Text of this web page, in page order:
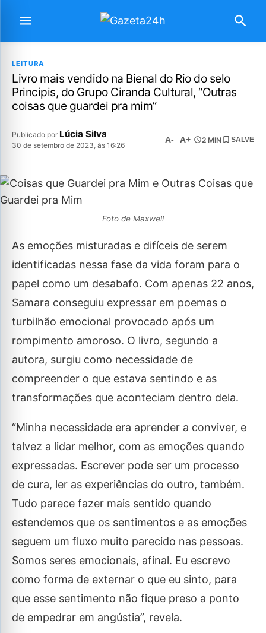
LEITURA
Livro mais vendido na Bienal do Rio do selo
Principis, do Grupo Ciranda Cultural, “Outras
coisas que guardei pra mim”
Publicado por Lúcia Silva
30 de setembro de 2023, às 16:26
A- A+ 2 MIN SALVE
Foto de Maxwell
As emoções misturadas e difíceis de serem
identificadas nessa fase da vida foram para o
papel como um desabafo. Com apenas 22 anos,
Samara conseguiu expressar em poemas o
turbilhão emocional provocado após um
rompimento amoroso. O livro, segundo a
autora, surgiu como necessidade de
compreender o que estava sentindo e as
transformações que aconteciam dentro dela.
“Minha necessidade era aprender a conviver, e
talvez a lidar melhor, com as emoções quando
expressadas. Escrever pode ser um processo
de cura, ler as experiências do outro, também.
Tudo parece fazer mais sentido quando
estendemos que os sentimentos e as emoções
seguem um fluxo muito parecido nas pessoas.
Somos seres emocionais, afinal. Eu escrevo
como forma de externar o que eu sinto, para
que esse sentimento não fique preso a ponto
de empedrar em angústia”, revela.